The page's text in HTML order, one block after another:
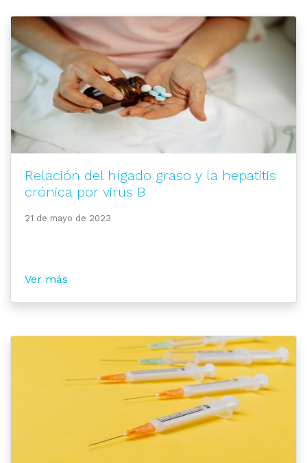
Relación del hígado graso y la hepatitis
crónica por virus B
21 de mayo de 2023
Ver más